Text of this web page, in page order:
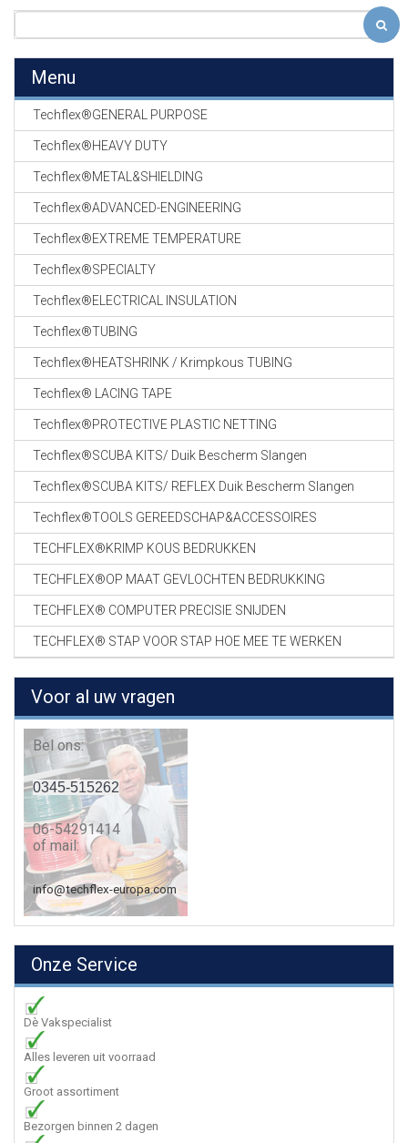
Menu
Techflex®GENERAL PURPOSE
Techflex®HEAVY DUTY
Techflex®METAL&SHIELDING
Techflex®ADVANCED-ENGINEERING
Techflex®EXTREME TEMPERATURE
Techflex®SPECIALTY
Techflex®ELECTRICAL INSULATION
Techflex®TUBING
Techflex®HEATSHRINK / Krimpkous TUBING
Techflex® LACING TAPE
Techflex®PROTECTIVE PLASTIC NETTING
Techflex®SCUBA KITS/ Duik Bescherm Slangen
Techflex®SCUBA KITS/ REFLEX Duik Bescherm Slangen
Techflex®TOOLS GEREEDSCHAP&ACCESSOIRES
TECHFLEX®KRIMP KOUS BEDRUKKEN
TECHFLEX®OP MAAT GEVLOCHTEN BEDRUKKING
TECHFLEX® COMPUTER PRECISIE SNIJDEN
TECHFLEX® STAP VOOR STAP HOE MEE TE WERKEN
Voor al uw vragen
Bel ons:
0345-515262
06-54291414
of mail:
info@techflex-europa.com
Onze Service
Dè Vakspecialist
Alles leveren uit voorraad
Groot assortiment
Bezorgen binnen 2 dagen